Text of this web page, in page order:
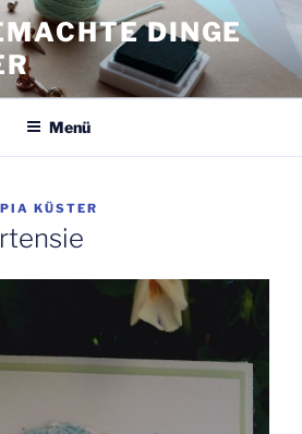
DINGE
Menü
PIA KÜSTER